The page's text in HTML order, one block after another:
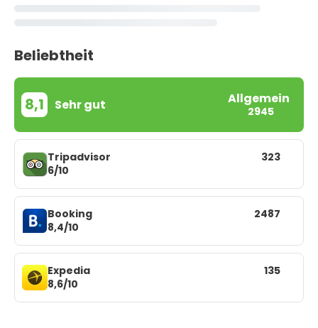
Beliebtheit
8,1 Sehr gut Allgemein
2945
Tripadvisor
6/10
323
Booking
8,4/10
2487
Expedia
8,6/10
135